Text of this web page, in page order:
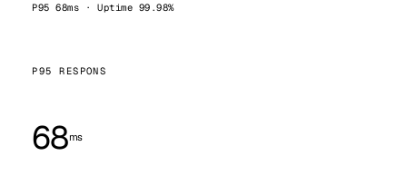
P95 68ms · Uptime 99.98%
P95 RESPONS
68ms